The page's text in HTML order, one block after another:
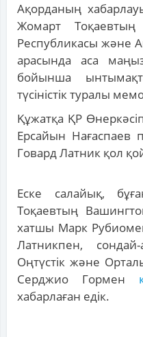
Ақорданың
Жомарт Тоқаевтың
Республикасы және
арасында аса
бойынша
түсіністік туралы
Құжатқа ҚР
Ерсайын Нағаспаев
Говард Латник қол
Еске салайық,
Тоқаевтың
хатшы Марк
Латникпен,
Оңтүстік және
Серджио Гормен
хабарлаған едік.